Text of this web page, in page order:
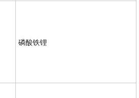
磷酸铁锂